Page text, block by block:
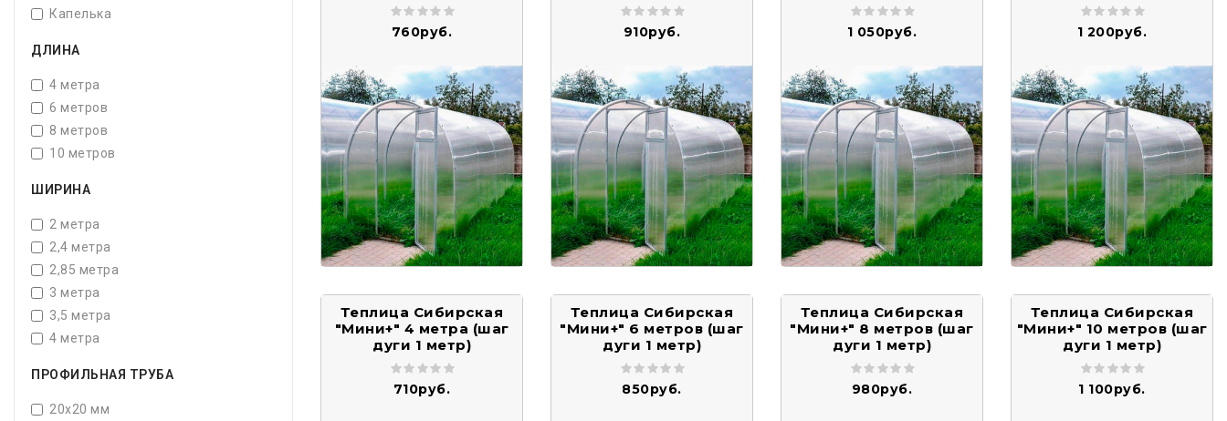
Капелька
ДЛИНА
4 метра
6 метров
8 метров
10 метров
ШИРИНА
2 метра
2,4 метра
2,85 метра
3 метра
3,5 метра
4 метра
ПРОФИЛЬНАЯ ТРУБА
20х20 мм
760руб. 910руб. 1 050руб. 1 200руб.
Теплица Сибирская
"Мини+" 4 метра (шаг
дуги 1 метр)
710руб.
Теплица Сибирская
"Мини+" 6 метров (шаг
дуги 1 метр)
850руб.
Теплица Сибирская
"Мини+" 8 метров (шаг
дуги 1 метр)
980руб.
Теплица Сибирская
"Мини+" 10 метров (шаг
дуги 1 метр)
1 100руб.